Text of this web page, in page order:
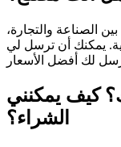
الصناعة والتجارة،
يمكنك أن ترسل لي
لك أفضل الأسعار
كيف يمكنني
الشراء؟